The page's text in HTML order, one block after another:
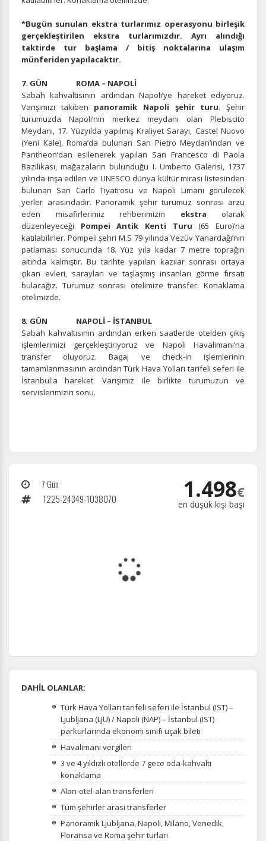
ölçeriz. Hangi sayfaların popüler olduğunu ve
kullanıcıların nerede zorluk yaşadığını anlamamıza
yardımcı olur.
Pazarlama Çerezleri
Size ve ilgi alanlarınıza uygun reklamlar göstermek için
kullanılır. Kapatırsanız reklamları görmeye devam
edersiniz, ancak daha az alakalı olabilirler.
Tercihleri Kaydet
*Bugün sunulan ekstra turlarımız operasyonu birleşik
gerçekleştirilen ekstra turlarımızdır. Ayrı alındığı
taktirde tur başlama / bitiş noktalarına ulaşım
münferiden yapılacaktır.
7. GÜN ROMA – NAPOLİ
Sabah kahvaltısının ardından Napoli’ye hareket ediyoruz.
Varışımızı takiben panoramik Napoli şehir turu. Şehir
turumuzda Napoli’nin merkez meydanı olan Plebiscito
Meydanı, 17. Yüzyılda yapılmış Kraliyet Sarayı, Castel Nuovo
(Yeni Kale), Roma’da bulunan San Pietro Meydan’ından ve
Pantheon’dan esilenerek yapılan San Francesco di Paola
Bazilikası, mağazaların bulunduğu I. Umberto Galerisi, 1737
yılında inşa edilen ve UNESCO dünya kültür mirası listesinden
bulunan San Carlo Tiyatrosu ve Napoli Limanı görülecek
yerler arasındadır. Panoramik şehir turumuz sonrası arzu
eden misafirlerimiz rehberimizin ekstra olarak
düzenleyeceği Pompei Antik Kenti Turu (65 Euro)’na
katılabilirler. Pompeii şehri M.S 79 yılında Vezüv Yanardağı’nın
patlaması sonucunda 18. Yüz yıla kadar 7 metre toprağın
altında kalmıştır. Bu tarihte yapılan kazılar sonrası ortaya
çıkan evleri, sarayları ve taşlaşmış insanları görme fırsatı
bulacağız. Turumuz sonrası otelimize transfer. Konaklama
otelimizde.
8. GÜN NAPOLİ – İSTANBUL
Sabah kahvaltısının ardından erken saatlerde otelden çıkış
işlemlerimizi gerçekleştiriyoruz ve Napoli Havalimanı’na
transfer oluyoruz. Bagaj ve check-in işlemlerinin
tamamlanmasının ardından Türk Hava Yolları tarifeli seferi ile
İstanbul'a hareket. Varışımız ile birlikte turumuzun ve
servislerimizin sonu.
7 Gün
T225-24349-1038070
1.498€
en düşük kişi başı
DAHİL OLANLAR:
Türk Hava Yolları tarifeli seferi ile İstanbul (IST) –
Ljubljana (LJU) / Napoli (NAP) – İstanbul (IST)
parkurlarında ekonomi sınıfı uçak bileti
Havalimanı vergileri
3 ve 4 yıldızlı otellerde 7 gece oda-kahvaltı
konaklama
Alan-otel-alan transferleri
Tüm şehirler arası transferler
Panoramik Ljubljana, Napoli, Milano, Venedik,
Floransa ve Roma şehir turları